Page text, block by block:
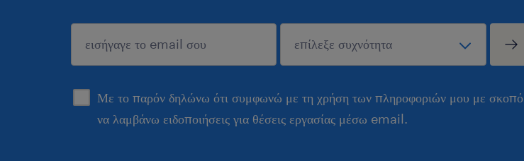
Με το παρόν δηλώνω ότι συμφωνώ με τη χρήση των πληροφοριών μου με σκοπό
να λαμβάνω ειδοποιήσεις για θέσεις εργασίας μέσω email.
sυποβολή